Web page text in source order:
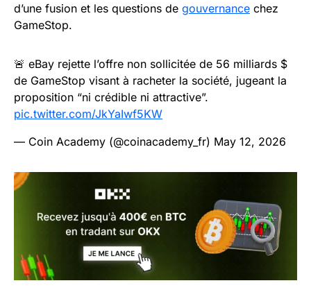
d’une fusion et les questions de gouvernance chez
GameStop.
🚨 eBay rejette l’offre non sollicitée de 56 milliards $
de GameStop visant à racheter la société, jugeant la
proposition “ni crédible ni attractive”.
pic.twitter.com/JkYaIwf5KW
— Coin Academy (@coinacademy_fr) May 12, 2026